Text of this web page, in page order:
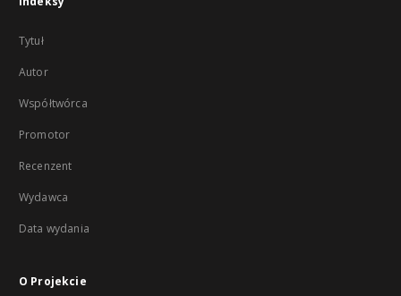
Tytuł
Autor
Współtwórca
Promotor
Recenzent
Wydawca
Data wydania
O Projekcie